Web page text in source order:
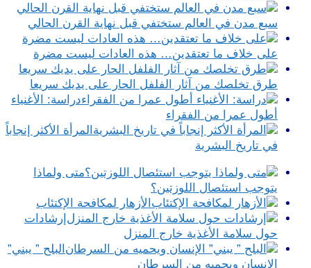
سبع مدن في العالم ستختفي قبل نهاية القرن الحالي
على خلاف ما تعتقدين… هذه العادات ليست مضرة
طرق تخلصك من آثار الفلفل الحار على يديك سريعا
دراسة: الأغنياء
أطول عمرا من الفقراء
المرأة الأكثر إنجاباً
في تاريخ البشرية
متى ولماذا
يتوجب استئصال اللوزتين؟
الأزهار لمكافحة الإكتئاب
إرشادات
حول سلامة الأغذية خارج المنزل
البلح ” يبني”
الإنسان ويحميه من السرطان